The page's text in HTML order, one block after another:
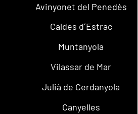
Avinyonet del Penedès
Caldes d´Estrac
Muntanyola
Vilassar de Mar
Julià de Cerdanyola
Canyelles